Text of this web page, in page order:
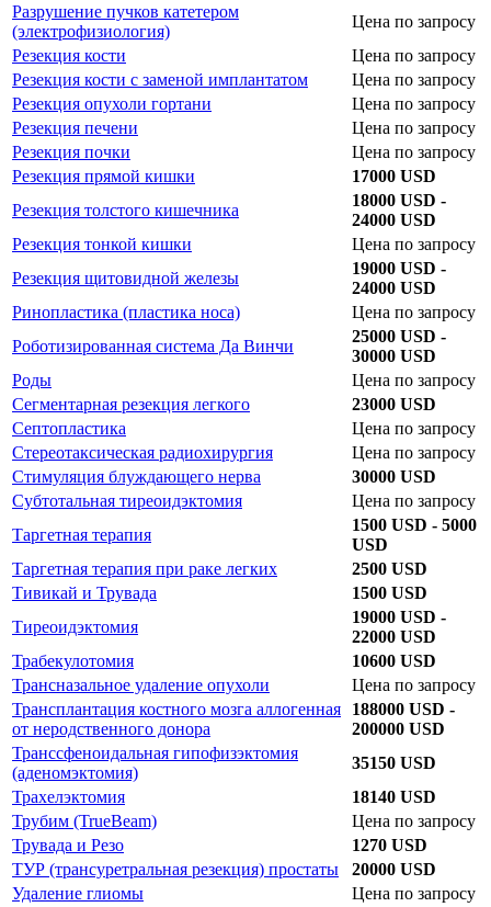
Разрушение пучков катетером
(электрофизиология)
Цена по запросу
Резекция кости
Цена по запросу
Резекция кости с заменой имплантатом
Цена по запросу
Резекция опухоли гортани
Цена по запросу
Резекция печени
Цена по запросу
Резекция почки
Цена по запросу
Резекция прямой кишки
17000 USD
Резекция толстого кишечника
18000 USD -
24000 USD
Резекция тонкой кишки
Цена по запросу
Резекция щитовидной железы
19000 USD -
24000 USD
Ринопластика (пластика носа)
Цена по запросу
Роботизированная система Да Винчи
25000 USD -
30000 USD
Роды
Цена по запросу
Сегментарная резекция легкого
23000 USD
Септопластика
Цена по запросу
Стереотаксическая радиохирургия
Цена по запросу
Стимуляция блуждающего нерва
30000 USD
Субтотальная тиреоидэктомия
Цена по запросу
Таргетная терапия
1500 USD - 5000
USD
Таргетная терапия при раке легких
2500 USD
Тивикай и Трувада
1500 USD
Тиреоидэктомия
19000 USD -
22000 USD
Трабекулотомия
10600 USD
Трансназальное удаление опухоли
Цена по запросу
Трансплантация костного мозга аллогенная
от неродственного донора
188000 USD -
200000 USD
Транссфеноидальная гипофизэктомия
(аденомэктомия)
35150 USD
Трахелэктомия
18140 USD
Трубим (TrueBeam)
Цена по запросу
Трувада и Резо
1270 USD
ТУР (трансуретральная резекция) простаты
20000 USD
Удаление глиомы
Цена по запросу